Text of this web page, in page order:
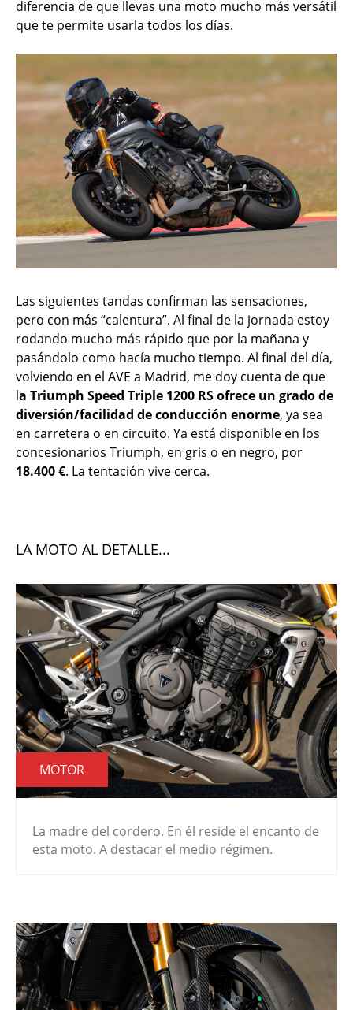
diferencia de que llevas una moto mucho más versátil
que te permite usarla todos los días.
Las siguientes tandas confirman las sensaciones,
pero con más “calentura”. Al final de la jornada estoy
rodando mucho más rápido que por la mañana y
pasándolo como hacía mucho tiempo. Al final del día,
volviendo en el AVE a Madrid, me doy cuenta de que
la Triumph Speed Triple 1200 RS ofrece un grado de
diversión/facilidad de conducción enorme, ya sea
en carretera o en circuito. Ya está disponible en los
concesionarios Triumph, en gris o en negro, por
18.400 €. La tentación vive cerca.
LA MOTO AL DETALLE...
MOTOR
La madre del cordero. En él reside el encanto de
esta moto. A destacar el medio régimen.